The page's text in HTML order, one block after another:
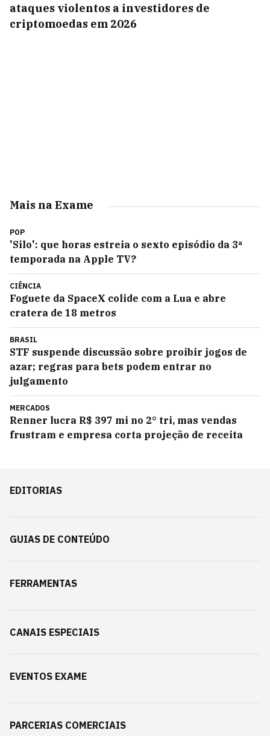
ataques violentos a investidores de
criptomoedas em 2026
Mais na Exame
POP
'Silo': que horas estreia o sexto episódio da 3ª
temporada na Apple TV?
CIÊNCIA
Foguete da SpaceX colide com a Lua e abre
cratera de 18 metros
BRASIL
STF suspende discussão sobre proibir jogos de
azar; regras para bets podem entrar no
julgamento
MERCADOS
Renner lucra R$ 397 mi no 2° tri, mas vendas
frustram e empresa corta projeção de receita
EDITORIAS
GUIAS DE CONTEÚDO
FERRAMENTAS
CANAIS ESPECIAIS
EVENTOS EXAME
PARCERIAS COMERCIAIS